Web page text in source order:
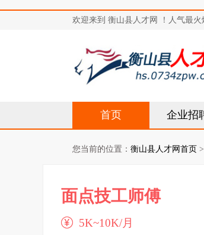
欢迎来到 衡山县人才网 ！人气最火
首页 企业招
您当前的位置： 衡山县人才网首页 >
面点技工师傅
5K~10K/月